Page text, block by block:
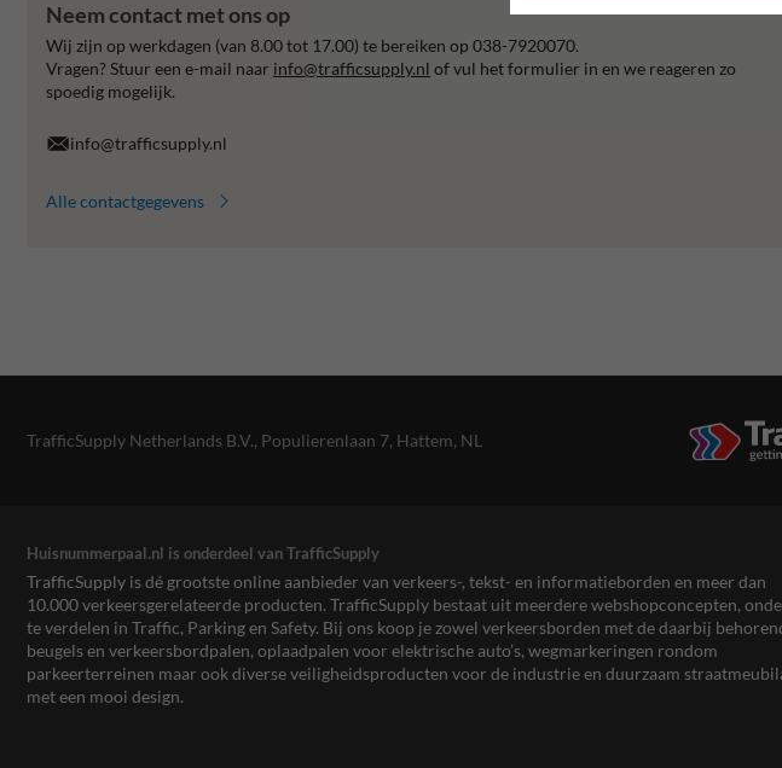
Neem contact met ons op
Wij zijn op werkdagen (van 8.00 tot 17.00) te bereiken op 038-7920070.
Vragen? Stuur een e-mail naar info@trafficsupply.nl of vul het formulier in en we reageren zo
spoedig mogelijk.
info@trafficsupply.nl
Alle contactgegevens
TrafficSupply Netherlands B.V., Populierenlaan 7, Hattem, NL
Huisnummerpaal.nl is onderdeel van TrafficSupply
TrafficSupply is dé grootste online aanbieder van verkeers-, tekst- en informatieborden en meer dan
10.000 verkeersgerelateerde producten. TrafficSupply bestaat uit meerdere webshopconcepten,
te verdelen in Traffic, Parking en Safety. Bij ons koop je zowel verkeersborden met de daarbij
beugels en verkeersbordpalen, oplaadpalen voor elektrische auto’s, wegmarkeringen rondom
parkeerterreinen maar ook diverse veiligheidsproducten voor de industrie en duurzaam
met een mooi design.